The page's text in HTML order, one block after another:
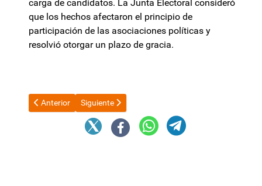
carga de candidatos. La Junta Electoral consideró
que los hechos afectaron el principio de
participación de las asociaciones políticas y
resolvió otorgar un plazo de gracia.
Artículo anterior: De acuerdo a una encuesta el 56% de los
Anterior Artículo siguiente: Cristian Ritondo criticó la
Siguiente